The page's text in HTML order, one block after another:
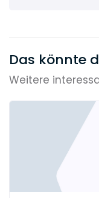
Das könnte
Weitere